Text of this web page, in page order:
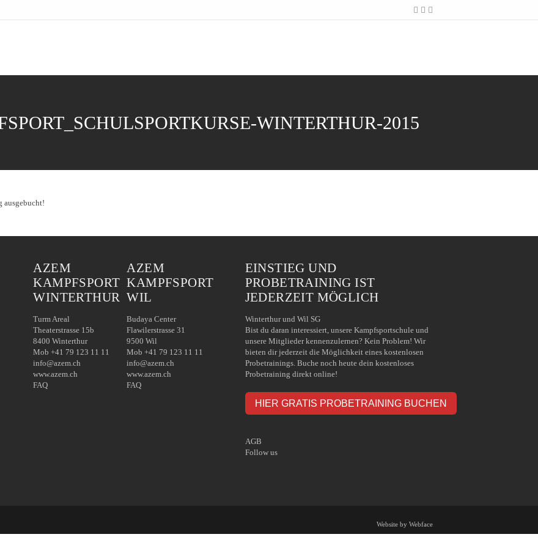
WINTERTHUR-2015
AZEM
KAMPFSPORT
WINTERTHUR
Turm Areal
Theaterstrasse 15b
8400 Winterthur
Mob +41 79 123 11 11
info@azem.ch
www.azem.ch
FAQ
AZEM
KAMPFSPORT
WIL
Budaya Center
Flawilerstrasse 31
9500 Wil
Mob +41 79 123 11 11
info@azem.ch
www.azem.ch
FAQ
EINSTIEG UND
PROBETRAINING IST
JEDERZEIT MÖGLICH
Winterthur und Wil SG
Bist du daran interessiert, unsere Kampfsportschule und
unsere Mitglieder kennenzulernen? Kein Problem! Wir
bieten dir jederzeit die Möglichkeit eines kostenlosen
Probetrainings. Buche noch heute dein kostenloses
Probetraining direkt online!
HIER GRATIS PROBETRAINING BUCHEN
AGB
Follow us
Website by Webface